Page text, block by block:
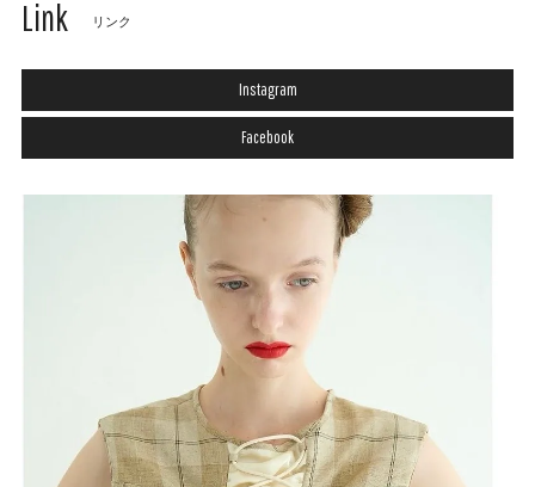
Link リンク
Instagram
Facebook